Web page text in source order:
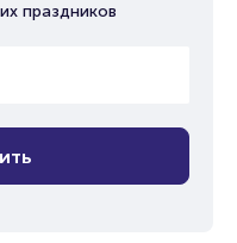
праздников